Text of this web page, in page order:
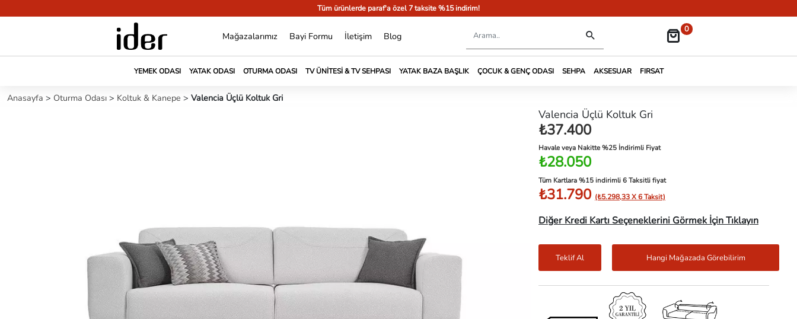
Tüm ürünlerde paraf'a özel 7 taksite %15 indirim!
Mağazalarımız Bayi Formu İletişim Blog
0
YEMEK ODASI YATAK ODASI OTURMA ODASI TV ÜNITESI & TV SEHPASI YATAK BAZA BAŞLIK ÇOCUK & GENÇ ODASI SEHPA AKSESUAR FIRSAT
Anasayfa > Oturma Odası > Koltuk & Kanepe > Valencia Üçlü Koltuk Gri
Valencia Üçlü Koltuk Gri
₺37.400
Havale veya Nakitte %25 İndirimli Fiyat
₺28.050
Tüm Kartlara %15 indirimli 6 Taksitli fiyat
₺31.790 (₺5.298,33 X 6 Taksit)
Diğer Kredi Kartı Seçeneklerini Görmek İçin Tıklayın
Teklif Al Hangi Mağazada Görebilirim